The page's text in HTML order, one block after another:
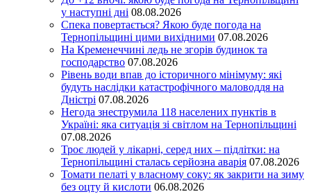
у наступні дні 08.08.2026
Спека повертається? Якою буде погода на
Тернопільщині цими вихідними 07.08.2026
На Кременеччині ледь не згорів будинок та
господарство 07.08.2026
Рівень води впав до історичного мінімуму: які
будуть наслідки катастрофічного маловоддя на
Дністрі 07.08.2026
Негода знеструмила 118 населених пунктів в
Україні: яка ситуація зі світлом на Тернопільщині
07.08.2026
Троє людей у лікарні, серед них – підлітки: на
Тернопільщині сталась серйозна аварія 07.08.2026
Томати пелаті у власному соку: як закрити на зиму
без оцту й кислоти 06.08.2026